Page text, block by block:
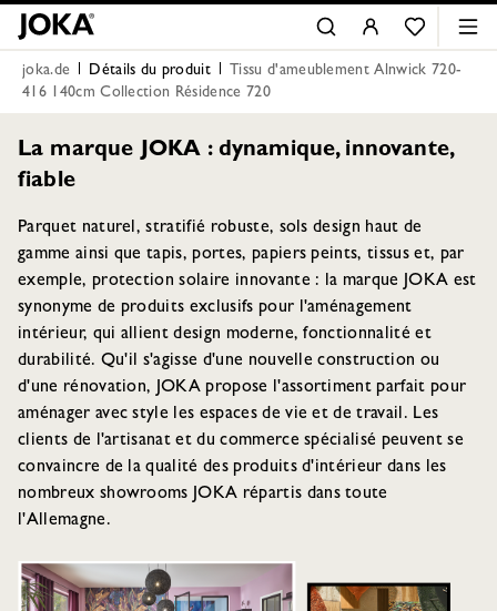
joka.de Détails du produit
Tissu d'ameublement Alnwick 720-
416 140cm Collection Résidence 720
La marque JOKA : dynamique, innovante,
fiable
Parquet naturel, stratifié robuste, sols design haut de
gamme ainsi que tapis, portes, papiers peints, tissus et, par
exemple, protection solaire innovante : la marque JOKA est
synonyme de produits exclusifs pour l'aménagement
intérieur, qui allient design moderne, fonctionnalité et
durabilité. Qu'il s'agisse d'une nouvelle construction ou
d'une rénovation, JOKA propose l'assortiment parfait pour
aménager avec style les espaces de vie et de travail. Les
clients de l'artisanat et du commerce spécialisé peuvent se
convaincre de la qualité des produits d'intérieur dans les
nombreux showrooms JOKA répartis dans toute
l'Allemagne.